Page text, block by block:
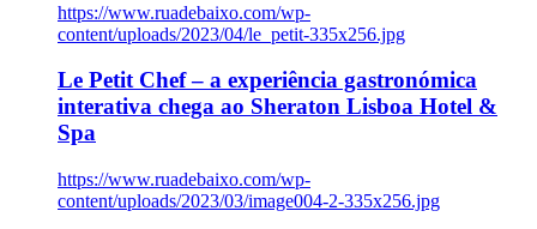
https://www.ruadebaixo.com/wp-
content/uploads/2023/04/le_petit-335x256.jpg
Le Petit Chef – a experiência gastronómica
interativa chega ao Sheraton Lisboa Hotel &
Spa
https://www.ruadebaixo.com/wp-
content/uploads/2023/03/image004-2-335x256.jpg